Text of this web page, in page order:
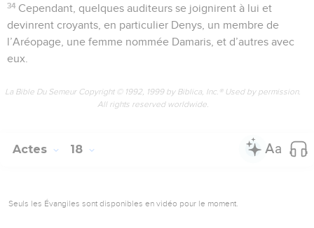
34 Cependant, quelques auditeurs se joignirent à lui et
devinrent croyants, en particulier Denys, un membre de
l’Aréopage, une femme nommée Damaris, et d’autres avec
eux.
La Bible Du Semeur Copyright © 1992, 1999 by Biblica, Inc.® Used by permission.
All rights reserved worldwide.
Actes 18
Seuls les Évangiles sont disponibles en vidéo pour le moment.